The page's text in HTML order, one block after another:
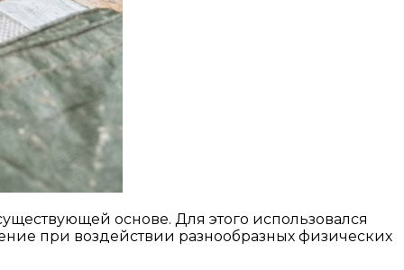
основе. Для этого использовался
при воздействии разнообразных физических